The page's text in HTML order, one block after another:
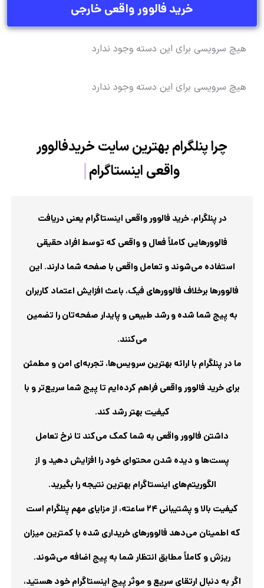
خرید فالوور واقعی خارجی
هیچ سرویسی برای این دسته وجود ندارد
هیچ سرویسی برای این دسته وجود ندارد
چرا پنلگرامبهترین سایت خرید
فالوورهایی کاملاً فعال و واقعی که توسط افراد حقیقی
استفاده می‌شوند و تعامل واقعی با صفحه شما دارند. این
فالوورها برخلاف فالوورهای فیک، باعث افزایش اعتماد کاربران
به پیج شما شده و رشد طبیعی و پایدار صفحه‌تان را تضمین
می‌کنند.
ما در پنلگرام با ارائه بهترین سرویس‌ها، تجربه‌ای امن و مطمئن
برای خرید فالوور واقعی فراهم کرده‌ایم تا پیج شما سریع‌تر و با
کیفیت بهتر رشد کند.
داشتن فالوور واقعی به شما کمک می‌کند تا نرخ تعامل
پست‌ها و دیده شدن محتوای خود را افزایش دهید و از
الگوریتم‌های اینستاگرام بهترین نتیجه را بگیرید.
کیفیت بالا و پشتیبانی ۲۴ ساعته، از مزایای مهم پنلگرام است
که اطمینان می‌دهد فالوورهای خریداری شده با کمترین میزان
ریزش و کاملاً مطابق انتظار شما به پیج اضافه می‌شوند.
اگر به دنبال ارتقای سریع و موثر پیج اینستاگرام خود هستید،
پنلگرام بهترین انتخاب برای خرید فالوور واقعی و افزایش اعتبار